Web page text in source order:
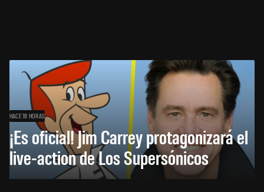
HACE 18 HORAS
¡Es oficial! Jim Carrey protagonizará el
live-action de Los Supersónicos